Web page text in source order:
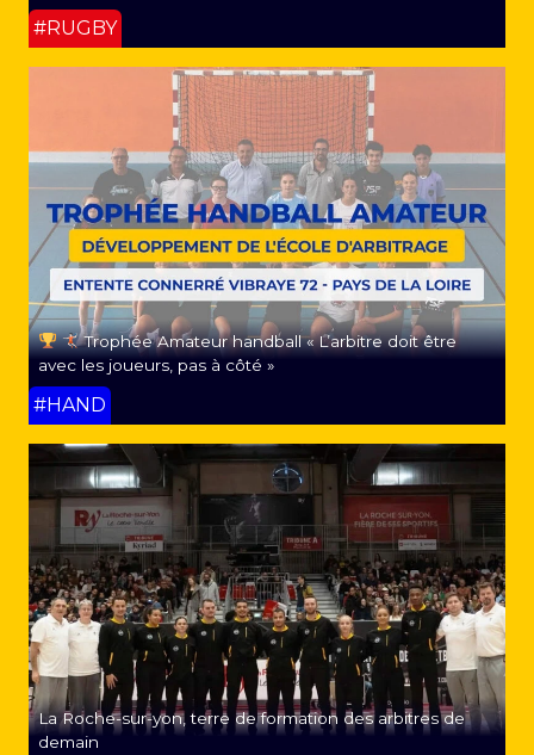
#RUGBY
Trophée Amateur handball « L’arbitre doit être
avec les joueurs, pas à côté »
#HAND
La Roche-sur-yon, terre de formation des arbitres de
demain